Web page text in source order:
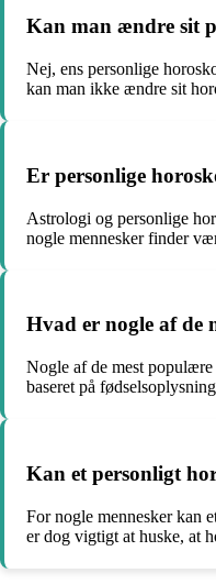
Kan man ændre sit
Nej, ens personlige
kan man ikke ændre sit
Er personlige
Astrologi og personlige
nogle mennesker finder
Hvad er nogle af de
Nogle af de mest
baseret på
Kan et personligt
For nogle mennesker kan
er dog vigtigt at huske, at